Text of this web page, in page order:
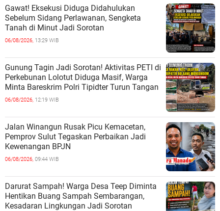
Gawat! Eksekusi Diduga Didahulukan
Sebelum Sidang Perlawanan, Sengketa
Tanah di Minut Jadi Sorotan
06/08/2026, 13:29 WIB
Gunung Tagin Jadi Sorotan! Aktivitas PETI di
Perkebunan Lolotut Diduga Masif, Warga
Minta Bareskrim Polri Tipidter Turun Tangan
06/08/2026, 12:19 WIB
Jalan Winangun Rusak Picu Kemacetan,
Pemprov Sulut Tegaskan Perbaikan Jadi
Kewenangan BPJN
06/08/2026, 09:44 WIB
Darurat Sampah! Warga Desa Teep Diminta
Hentikan Buang Sampah Sembarangan,
Kesadaran Lingkungan Jadi Sorotan